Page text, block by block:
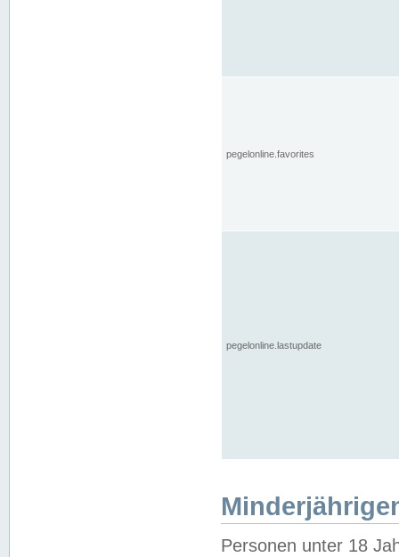
pegelonline.favorites
pegelonline.lastupdate
Personen unter 18